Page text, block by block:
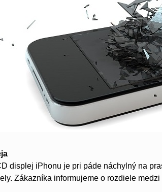
displej iPhonu je pri páde náchylný na
Zákazníka informujeme o rozdiele